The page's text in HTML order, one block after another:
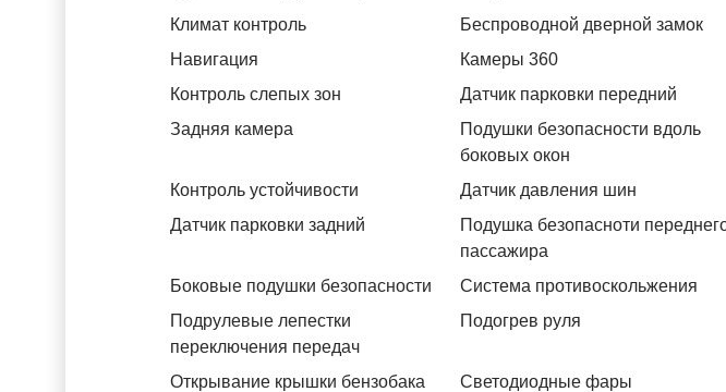
Климат контроль
Беспроводной дверной замок
Навигация
Камеры 360
Контроль слепых зон
Датчик парковки передний
Задняя камера
Подушки безопасности вдоль
боковых окон
Контроль устойчивости
Датчик давления шин
Датчик парковки задний
Подушка безопасноти
пассажира
Боковые подушки безопасности
Система противоскольжения
Подрулевые лепестки
переключения передач
Подогрев руля
Открывание крышки бензобака
Светодиодные фары